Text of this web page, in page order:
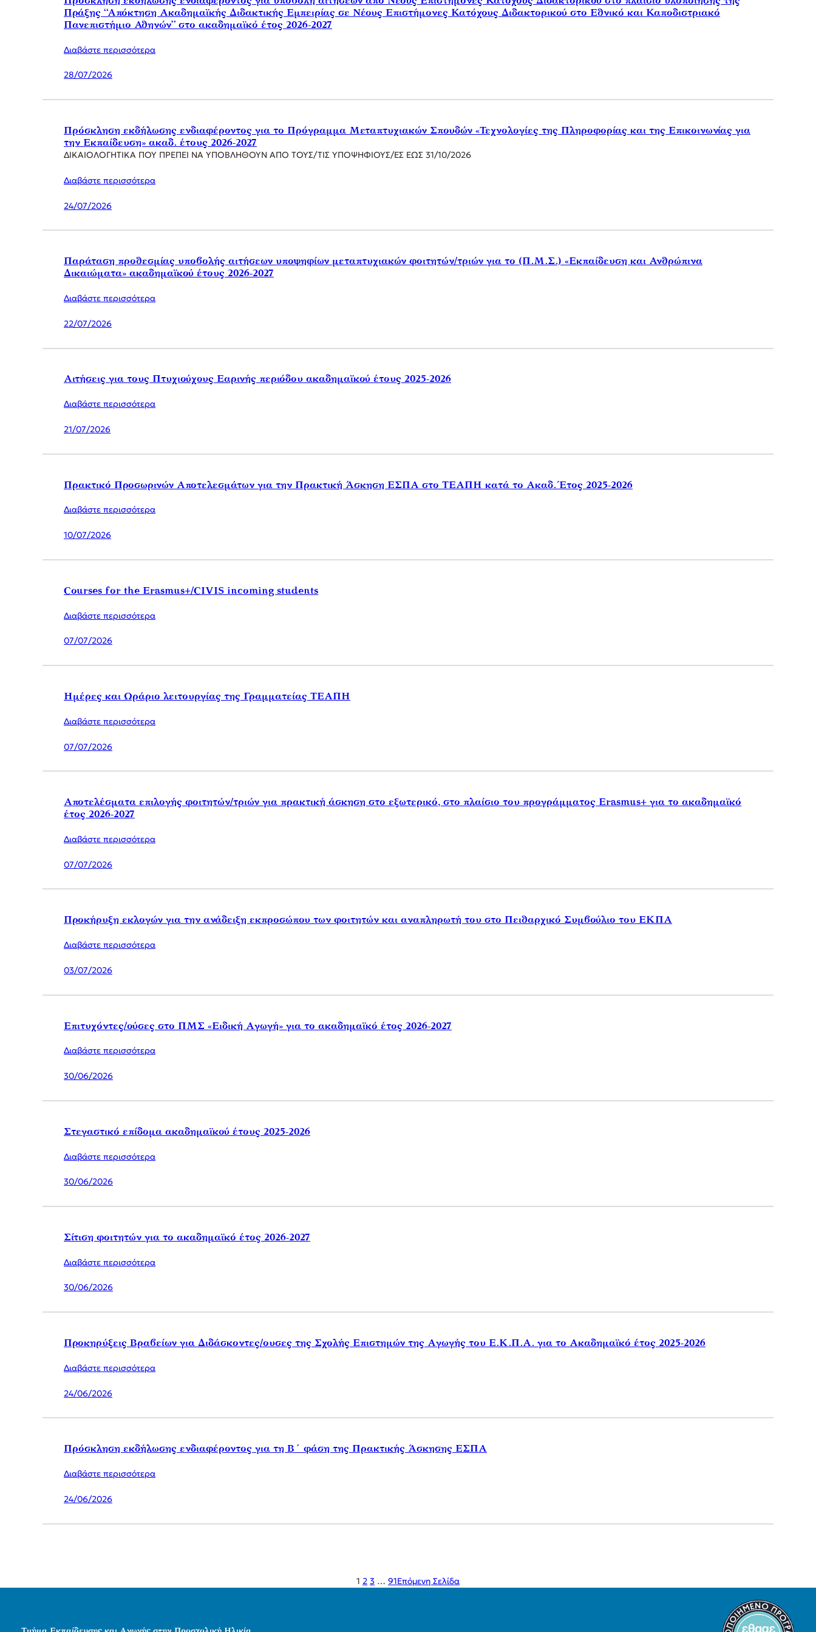
Πράξης “Απόκτηση Ακαδημαϊκής Διδακτικής Εμπειρίας σε Νέους Επιστήμονες Κατόχους Διδακτορικού στο Εθνικό και Καποδιστριακό
Πανεπιστήμιο Αθηνών” στο ακαδημαϊκό έτος 2026-2027
Διαβάστε περισσότερα
28/07/2026
Πρόσκληση εκδήλωσης ενδιαφέροντος για το Πρόγραμμα Μεταπτυχιακών Σπουδών «Τεχνολογίες της Πληροφορίας και της Επικοινωνίας για
την Εκπαίδευση» ακαδ. έτους 2026-2027
ΔΙΚΑΙΟΛΟΓΗΤΙΚΑ ΠΟΥ ΠΡΕΠΕΙ ΝΑ ΥΠΟΒΛΗΘΟΥΝ ΑΠΟ ΤΟΥΣ/ΤΙΣ ΥΠΟΨΗΦΙΟΥΣ/ΕΣ ΕΩΣ 31/10/2026
Διαβάστε περισσότερα
24/07/2026
Παράταση προθεσμίας υποβολής αιτήσεων υποψηφίων μεταπτυχιακών φοιτητών/τριών για το (Π.Μ.Σ.) «Εκπαίδευση και Ανθρώπινα
Δικαιώματα» ακαδημαϊκού έτους 2026-2027
Διαβάστε περισσότερα
22/07/2026
Αιτήσεις για τους Πτυχιούχους Εαρινής περιόδου ακαδημαϊκού έτους 2025-2026
Διαβάστε περισσότερα
21/07/2026
Πρακτικό Προσωρινών Αποτελεσμάτων για την Πρακτική Άσκηση ΕΣΠΑ στο ΤΕΑΠΗ κατά το Ακαδ. Έτος 2025-2026
Διαβάστε περισσότερα
10/07/2026
Courses for the Erasmus+/CIVIS incoming students
Διαβάστε περισσότερα
07/07/2026
Ημέρες και Ωράριο λειτουργίας της Γραμματείας ΤΕΑΠΗ
Διαβάστε περισσότερα
07/07/2026
Αποτελέσματα επιλογής φοιτητών/τριών για πρακτική άσκηση στο εξωτερικό, στο πλαίσιο του προγράμματος Erasmus+ για το ακαδημαϊκό
έτος 2026-2027
Διαβάστε περισσότερα
07/07/2026
Προκήρυξη εκλογών για την ανάδειξη εκπροσώπου των φοιτητών και αναπληρωτή του στο Πειθαρχικό Συμβούλιο του ΕΚΠΑ
Διαβάστε περισσότερα
03/07/2026
Επιτυχόντες/ούσες στο ΠΜΣ «Ειδική Αγωγή» για το ακαδημαϊκό έτος 2026-2027
Διαβάστε περισσότερα
30/06/2026
Στεγαστικό επίδομα ακαδημαϊκού έτους 2025-2026
Διαβάστε περισσότερα
30/06/2026
Σίτιση φοιτητών για το ακαδημαϊκό έτος 2026-2027
Διαβάστε περισσότερα
30/06/2026
Προκηρύξεις Βραβείων για Διδάσκοντες/ουσες της Σχολής Επιστημών της Αγωγής του Ε.Κ.Π.Α. για το Ακαδημαϊκό έτος 2025-2026
Διαβάστε περισσότερα
24/06/2026
Πρόσκληση εκδήλωσης ενδιαφέροντος για τη Β΄ φάση της Πρακτικής Άσκησης ΕΣΠΑ
Διαβάστε περισσότερα
24/06/2026
1 2 3 … 91Επόμενη Σελίδα